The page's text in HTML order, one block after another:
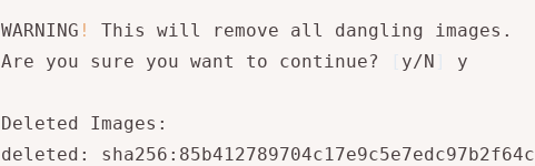
WARNING !
This will remove all dangling images.
Are you sure you want to continue?
y/N y
Deleted Images:
deleted: